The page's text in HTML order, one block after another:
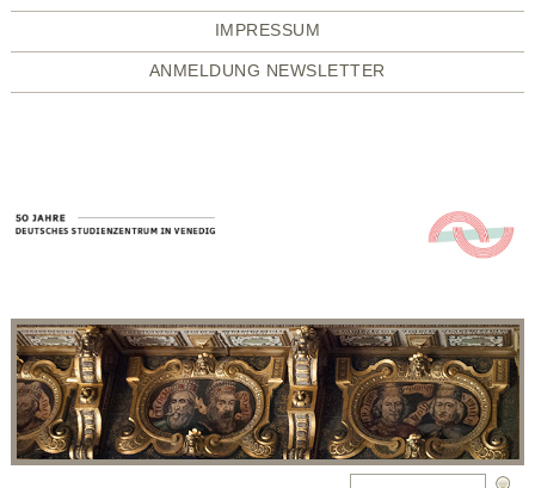
IMPRESSUM
ANMELDUNG NEWSLETTER